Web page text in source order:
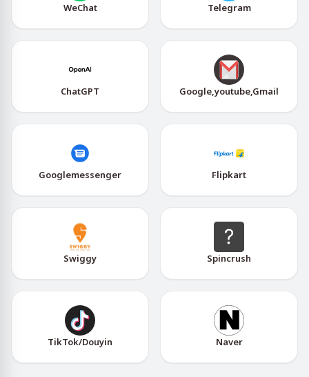
WeChat Telegram
ChatGPT Google,youtube,Gmail
Googlemessenger Flipkart
Swiggy Spincrush
TikTok/Douyin Naver